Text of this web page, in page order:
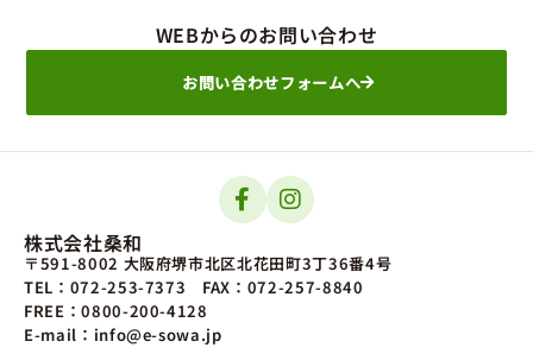
WEBからのお問い合わせ
お問い合わせフォームへ
株式会社桑和
〒591-8002 大阪府堺市北区北花田町3丁36番4号
TEL：072-253-7373 FAX：072-257-8840
FREE：0800-200-4128
E-mail：info@e-sowa.jp